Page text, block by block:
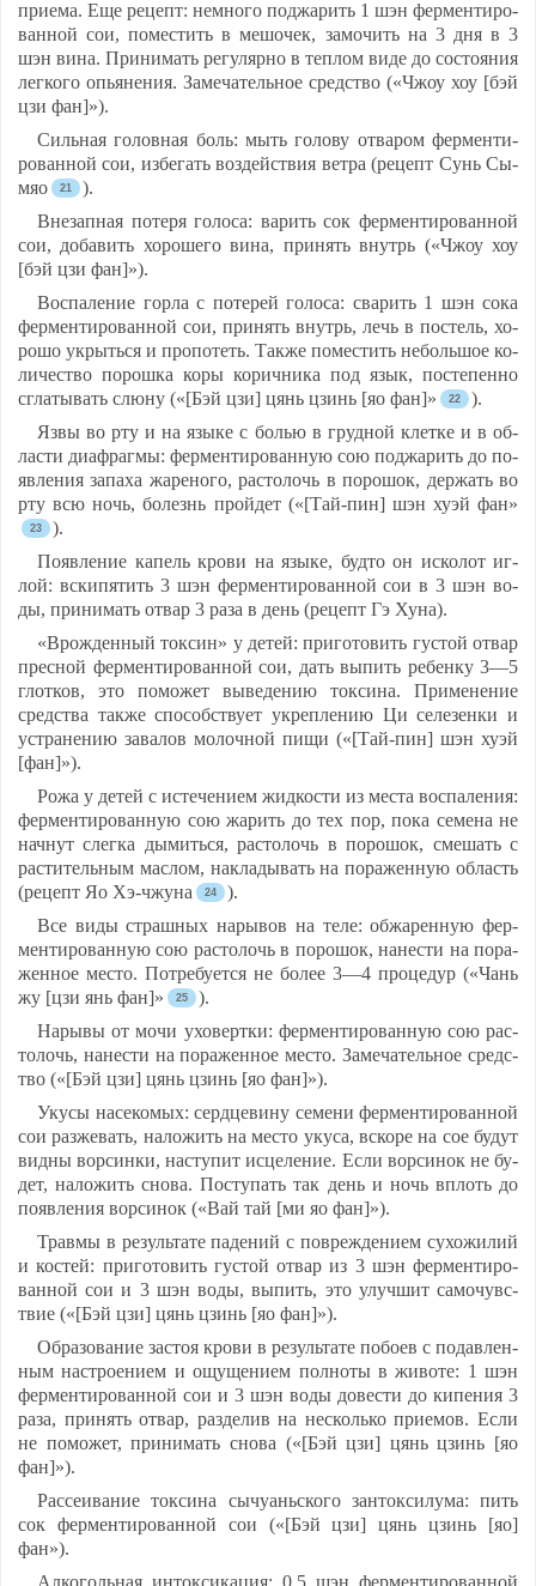
при­ема. Еще ре­цепт: нем­но­го под­жа­рить 1 шэн фер­мен­ти­ро­
ван­ной сои, по­мес­тить в ме­шо­чек, за­мо­чить на 3 дня в 3
шэн ви­на. При­ни­мать ре­гу­ляр­но в теп­лом ви­де до сос­то­яния
лег­ко­го опь­яне­ния. За­ме­ча­тель­ное средс­тво («Чжоу хоу [бэй
цзи фан]»).
Силь­ная го­лов­ная боль: мыть го­ло­ву от­ва­ром фер­мен­ти­
ро­ван­ной сои, из­бе­гать воз­дей­ствия вет­ра (ре­цепт Сунь Сы-
мяо
).
Вне­зап­ная по­те­ря го­ло­са: ва­рить сок фер­мен­ти­ро­ван­ной
сои, до­ба­вить хо­ро­ше­го ви­на, при­нять внутрь («Чжоу хоу
[бэй цзи фан]»).
Вос­па­ле­ние гор­ла с по­те­рей го­ло­са: сва­рить 1 шэн со­ка
фер­мен­ти­ро­ван­ной сои, при­нять внутрь, лечь в пос­тель, хо­
ро­шо ук­рыть­ся и про­по­теть. Так­же по­мес­тить не­боль­шое ко­
ли­чест­во по­рош­ка ко­ры ко­рич­ни­ка под язык, пос­те­пен­но
сгла­ты­вать слю­ну («[Бэй цзи] цянь цзинь [яо фан]»
).
Яз­вы во рту и на язы­ке с болью в груд­ной клет­ке и в об­
лас­ти ди­аф­раг­мы: фер­мен­ти­ро­ван­ную сою под­жа­рить до по­
яв­ле­ния за­па­ха жа­ре­но­го, рас­то­лочь в по­ро­шок, дер­жать во
рту всю ночь, бо­лезнь прой­дет («[Тай-пин] шэн ху­эй фан»
).
По­яв­ле­ние ка­пель кро­ви на язы­ке, буд­то он ис­ко­лот иг­
лой: вски­пя­тить 3 шэн фер­мен­ти­ро­ван­ной сои в 3 шэн во­
ды, при­ни­мать от­вар 3 ра­за в день (ре­цепт Гэ Ху­на).
«Врож­ден­ный ток­син» у де­тей: при­го­то­вить гус­той от­вар
прес­ной фер­мен­ти­ро­ван­ной сои, дать вы­пить ре­бен­ку 3—5
глот­ков, это по­мо­жет вы­ве­де­нию ток­си­на. При­ме­не­ние
средс­тва так­же спо­собс­тву­ет ук­реп­ле­нию Ци се­ле­зен­ки и
уст­ра­не­нию за­ва­лов мо­лоч­ной пи­щи («[Тай-пин] шэн ху­эй
[фан]»).
Ро­жа у де­тей с ис­те­че­ни­ем жид­кос­ти из мес­та вос­па­ле­ния:
фер­мен­ти­ро­ван­ную сою жа­рить до тех пор, по­ка се­ме­на не
нач­нут слег­ка ды­мить­ся, рас­то­лочь в по­ро­шок, сме­шать с
рас­ти­тель­ным мас­лом, нак­ла­ды­вать на по­ра­жен­ную об­ласть
(ре­цепт Яо Хэ-чжу­на
).
Все ви­ды страш­ных на­ры­вов на те­ле: об­жа­рен­ную фер­
мен­ти­ро­ван­ную сою рас­то­лочь в по­ро­шок, на­нес­ти на по­ра­
жен­ное мес­то. Пот­ре­бу­ет­ся не бо­лее 3—4 про­це­дур («Чань
жу [цзи янь фан]»
).
На­ры­вы от мо­чи ухо­верт­ки: фер­мен­ти­ро­ван­ную сою рас­
то­лочь, на­нес­ти на по­ра­жен­ное мес­то. За­ме­ча­тель­ное средс­
тво («[Бэй цзи] цянь цзинь [яо фан]»).
Уку­сы на­се­ко­мых: серд­це­ви­ну се­ме­ни фер­мен­ти­ро­ван­ной
сои раз­же­вать, на­ло­жить на мес­то уку­са, вско­ре на сое бу­дут
вид­ны вор­син­ки, нас­ту­пит ис­це­ле­ние. Ес­ли вор­си­нок не бу­
дет, на­ло­жить сно­ва. Пос­ту­пать так день и ночь вплоть до
по­яв­ле­ния вор­си­нок («Вай тай [ми яо фан]»).
Трав­мы в ре­зуль­та­те па­де­ний с пов­реж­де­ни­ем су­хо­жи­лий
и кос­тей: при­го­то­вить гус­той от­вар из 3 шэн фер­мен­ти­ро­
ван­ной сои и 3 шэн во­ды, вы­пить, это улуч­шит са­мо­чувс­
твие («[Бэй цзи] цянь цзинь [яо фан]»).
Об­ра­зо­ва­ние зас­тоя кро­ви в ре­зуль­та­те по­бо­ев с по­дав­лен­
ным наст­ро­ени­ем и ощу­ще­ни­ем пол­но­ты в жи­во­те: 1 шэн
фер­мен­ти­ро­ван­ной сои и 3 шэн во­ды до­вес­ти до ки­пе­ния 3
ра­за, при­нять от­вар, раз­де­лив на нес­коль­ко при­емов. Ес­ли
не по­мо­жет, при­ни­мать сно­ва («[Бэй цзи] цянь цзинь [яо
фан]»).
Рас­се­ива­ние ток­си­на сы­чу­ань­ско­го зан­ток­си­лу­ма: пить
сок фер­мен­ти­ро­ван­ной сои («[Бэй цзи] цянь цзинь [яо]
фан»).